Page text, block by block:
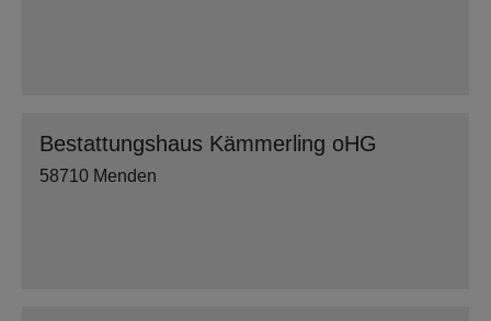
Bestattungshaus Kämmerling oHG
58710 Menden